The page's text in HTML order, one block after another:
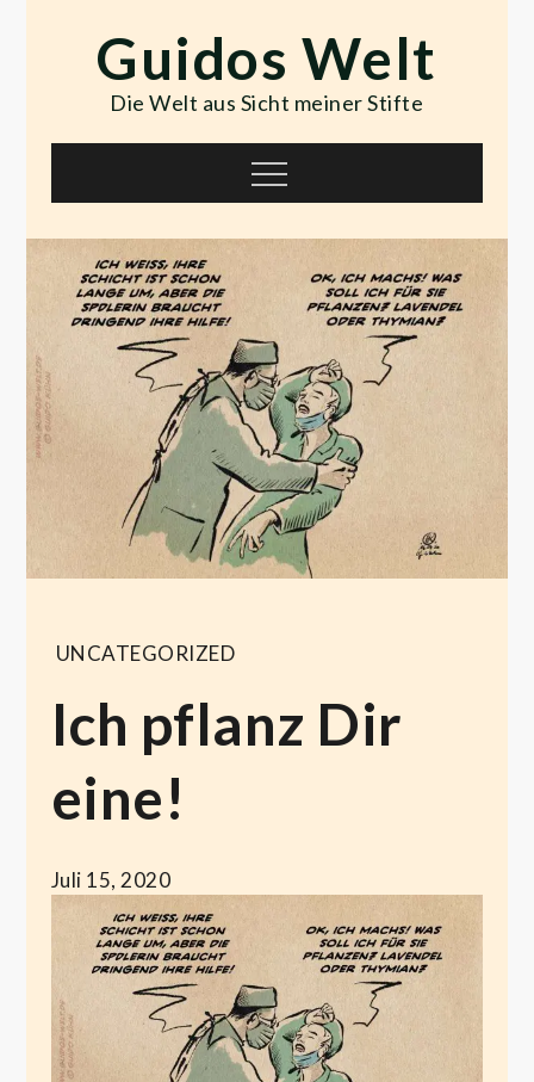
contentGuidos Welt
Die Welt aus Sicht meiner Stifte
Menu
UNCATEGORIZED
Ich pflanz Dir
eine!
Juli 15, 2020